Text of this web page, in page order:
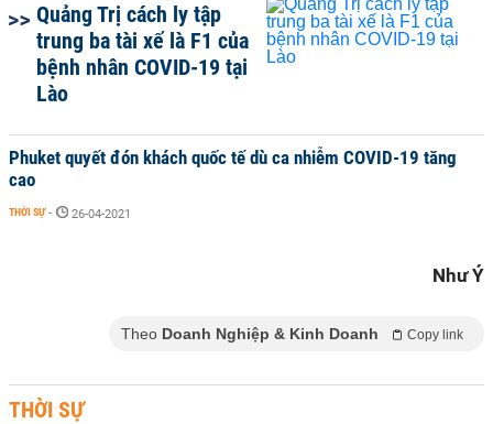
Quảng Trị cách ly tập
trung ba tài xế là F1 của
bệnh nhân COVID-19 tại
Lào
Phuket quyết đón khách quốc tế dù ca nhiễm COVID-19 tăng
cao
THỜI SỰ - 26-04-2021
Như Ý
Theo Doanh Nghiệp & Kinh Doanh Copy link
THỜI SỰ